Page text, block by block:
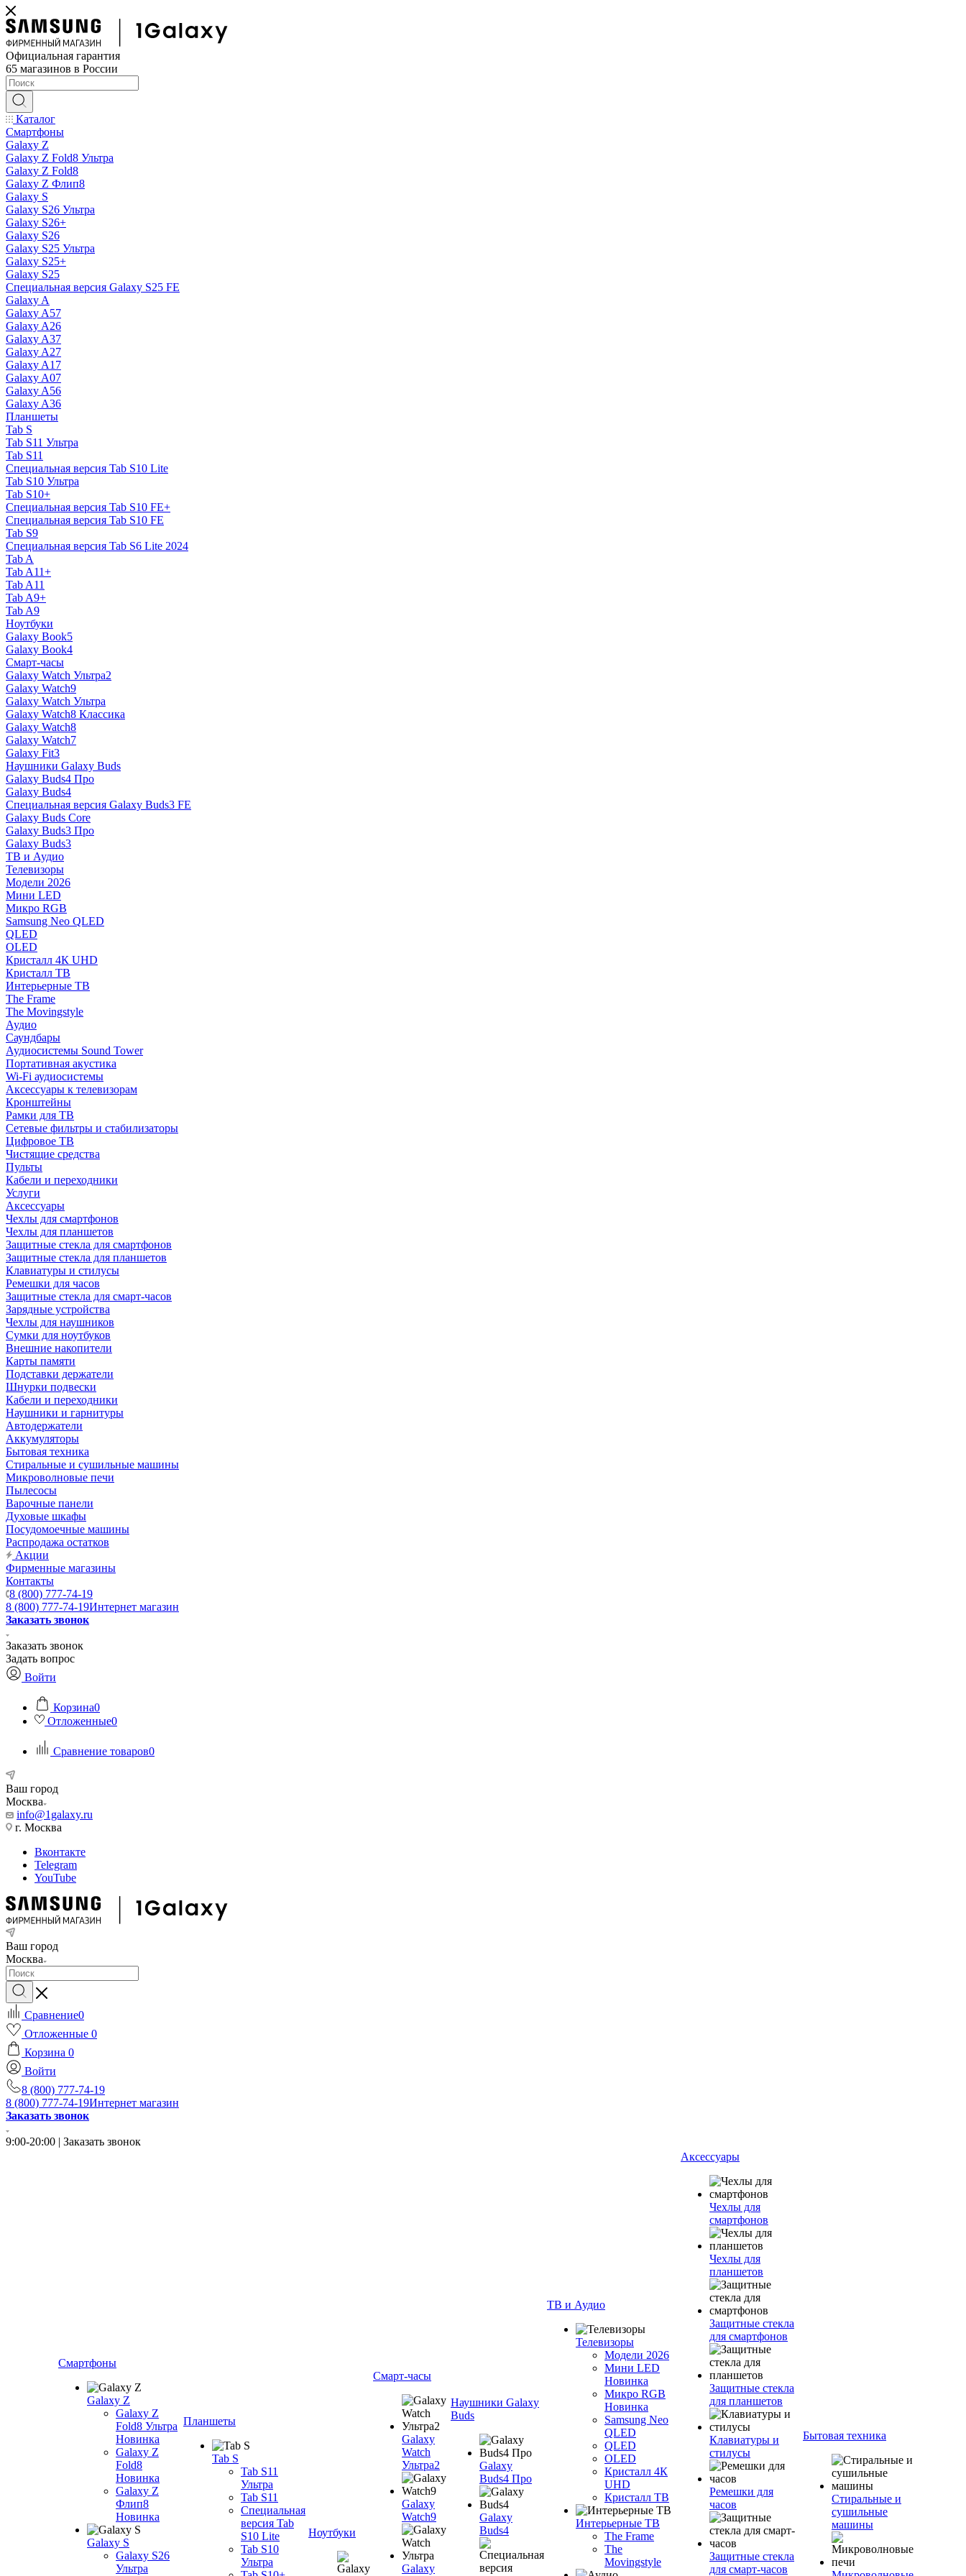
Официальная гарантия
65 магазинов в России
Каталог
Смартфоны
Galaxy Z
Galaxy Z Fold8 Ультра
Galaxy Z Fold8
Galaxy Z Флип8
Galaxy S
Galaxy S26 Ультра
Galaxy S26+
Galaxy S26
Galaxy S25 Ультра
Galaxy S25+
Galaxy S25
Специальная версия Galaxy S25 FE
Galaxy A
Galaxy A57
Galaxy A26
Galaxy A37
Galaxy A27
Galaxy A17
Galaxy A07
Galaxy A56
Galaxy A36
Планшеты
Tab S
Tab S11 Ультра
Tab S11
Специальная версия Tab S10 Lite
Tab S10 Ультра
Tab S10+
Специальная версия Tab S10 FE+
Специальная версия Tab S10 FE
Tab S9
Специальная версия Tab S6 Lite 2024
Tab A
Tab A11+
Tab A11
Tab A9+
Tab A9
Ноутбуки
Galaxy Book5
Galaxy Book4
Смарт-часы
Galaxy Watch Ультра2
Galaxy Watch9
Galaxy Watch Ультра
Galaxy Watch8 Классика
Galaxy Watch8
Galaxy Watch7
Galaxy Fit3
Наушники Galaxy Buds
Galaxy Buds4 Про
Galaxy Buds4
Специальная версия Galaxy Buds3 FE
Galaxy Buds Core
Galaxy Buds3 Про
Galaxy Buds3
ТВ и Аудио
Телевизоры
Модели 2026
Мини LED
Микро RGB
Samsung Neo QLED
QLED
OLED
Кристалл 4К UHD
Кристалл ТВ
Интерьерные ТВ
The Frame
The Movingstyle
Аудио
Саундбары
Аудиосистемы Sound Tower
Портативная акустика
Wi-Fi аудиосистемы
Аксессуары к телевизорам
Кронштейны
Рамки для ТВ
Сетевые фильтры и стабилизаторы
Цифровое ТВ
Чистящие средства
Пульты
Кабели и переходники
Услуги
Аксессуары
Чехлы для смартфонов
Чехлы для планшетов
Защитные стекла для смартфонов
Защитные стекла для планшетов
Клавиатуры и стилусы
Ремешки для часов
Защитные стекла для смарт-часов
Зарядные устройства
Чехлы для наушников
Сумки для ноутбуков
Внешние накопители
Карты памяти
Подставки держатели
Шнурки подвески
Кабели и переходники
Наушники и гарнитуры
Автодержатели
Аккумуляторы
Бытовая техника
Стиральные и сушильные машины
Микроволновые печи
Пылесосы
Варочные панели
Духовые шкафы
Посудомоечные машины
Распродажа остатков
Акции
Фирменные магазины
Контакты
8 (800) 777-74-19
8 (800) 777-74-19Интернет магазин
Заказать звонок
Заказать звонок
Задать вопрос
Войти
Корзина0
Отложенные0
Сравнение товаров0
Ваш город
Москва
info@1galaxy.ru
г. Москва
Вконтакте
Telegram
YouTube
Ваш город
Москва
Сравнение0
Отложенные 0
Корзина 0
Войти
8 (800) 777-74-19
8 (800) 777-74-19Интернет магазин
Заказать звонок
9:00-20:00 | Заказать звонок
Смартфоны
Galaxy Z
Galaxy Z
Fold8 Ультра
Новинка
Galaxy Z
Fold8
Новинка
Galaxy Z
Флип8
Новинка
Galaxy S
Galaxy S26
Ультра
Планшеты
Tab S
Tab S11
Ультра
Tab S11
Специальная
версия Tab
S10 Lite
Tab S10
Ультра
Ноутбуки
Смарт-часы
Galaxy
Watch
Ультра2
Galaxy
Watch9
Galaxy
Наушники Galaxy
Buds
Galaxy
Buds4 Про
Galaxy
Buds4
ТВ и Аудио
Телевизоры
Модели 2026
Мини LED
Новинка
Микро RGB
Новинка
Samsung Neo
QLED
QLED
OLED
Кристалл 4К
UHD
Кристалл ТВ
Интерьерные ТВ
The Frame
The
Movingstyle
Аксессуары
Чехлы для
смартфонов
Чехлы для
планшетов
Защитные стекла
для смартфонов
Защитные стекла
для планшетов
Клавиатуры и
стилусы
Ремешки для
часов
Защитные стекла
для смарт-часов
Бытовая техника
Стиральные и
сушильные
машины